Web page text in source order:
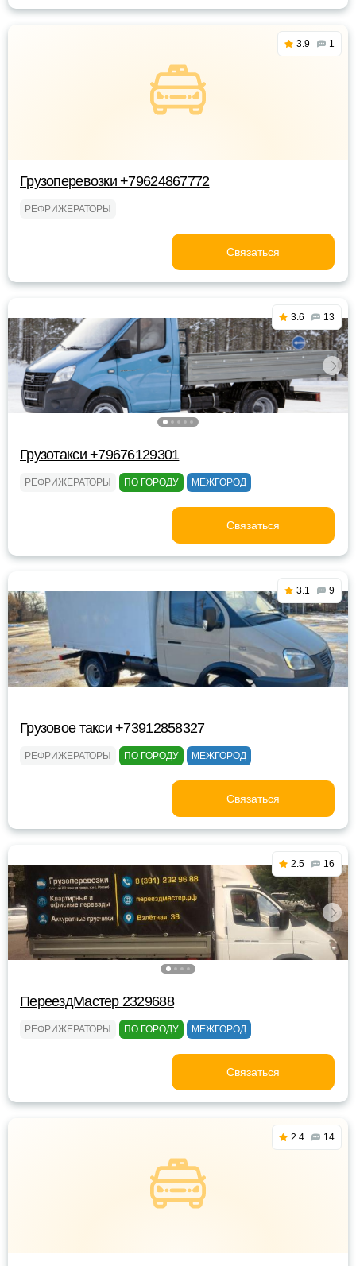
3.9 1
Грузоперевозки +79624867772
РЕФРИЖЕРАТОРЫ
Связаться
3.6 13
Грузотакси +79676129301
РЕФРИЖЕРАТОРЫ ПО ГОРОДУ МЕЖГОРОД
Связаться
3.1 9
Грузовое такси +73912858327
РЕФРИЖЕРАТОРЫ ПО ГОРОДУ МЕЖГОРОД
Связаться
2.5 16
ПереездМастер 2329688
РЕФРИЖЕРАТОРЫ ПО ГОРОДУ МЕЖГОРОД
Связаться
2.4 14